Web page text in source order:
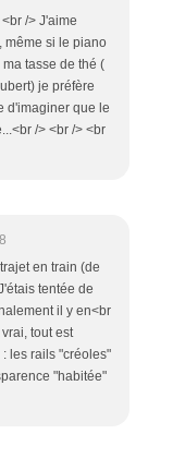
/> J'aime
même si le piano
tasse de thé (
je préfère
d'imaginer que le
/> <br /> <br
en train (de
tentée de
il y en<br
tout est
les rails "créoles"
"habitée"